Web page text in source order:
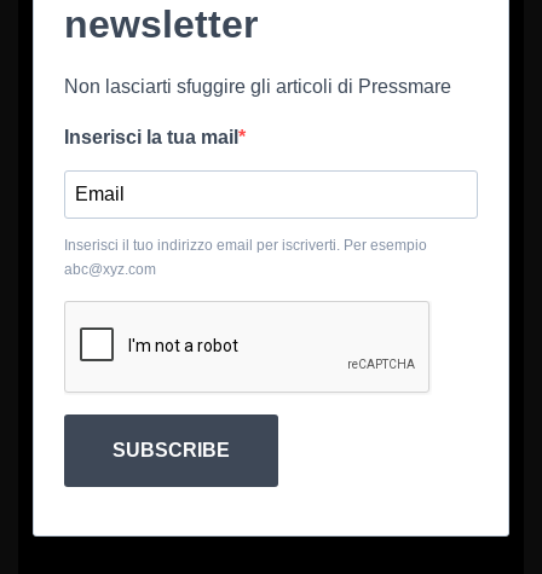
newsletter
Non lasciarti sfuggire gli articoli di Pressmare
Inserisci la tua mail
Inserisci il tuo indirizzo email per iscriverti. Per esempio
abc@xyz.com
SUBSCRIBE